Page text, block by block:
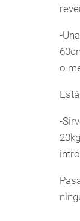
-
o
-